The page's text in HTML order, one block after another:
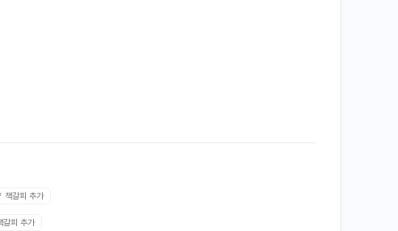
책갈피 추가
갈피 추가